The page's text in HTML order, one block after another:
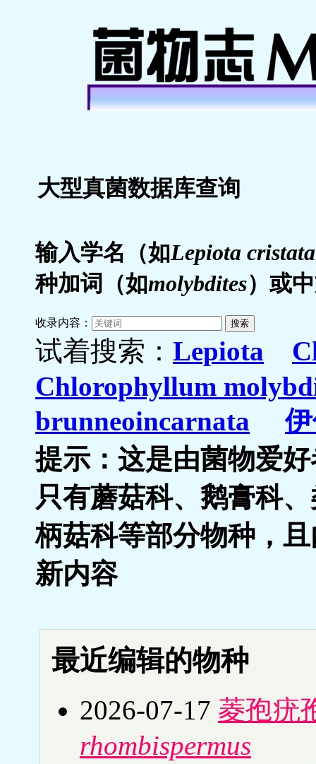
大型真菌数据库查询
输入学名（如Lepiota cristata
种加词（如molybdites）或
收录内容：
试着搜索： Lepiota
Chlorophyllum
brunneoincarnata
提示：这是由菌物爱
只有蘑菇科、鹅膏科
柄菇科等部分物种，
新内容
最近编辑的物种
2026-07-17 菱孢疣
rhombispermus